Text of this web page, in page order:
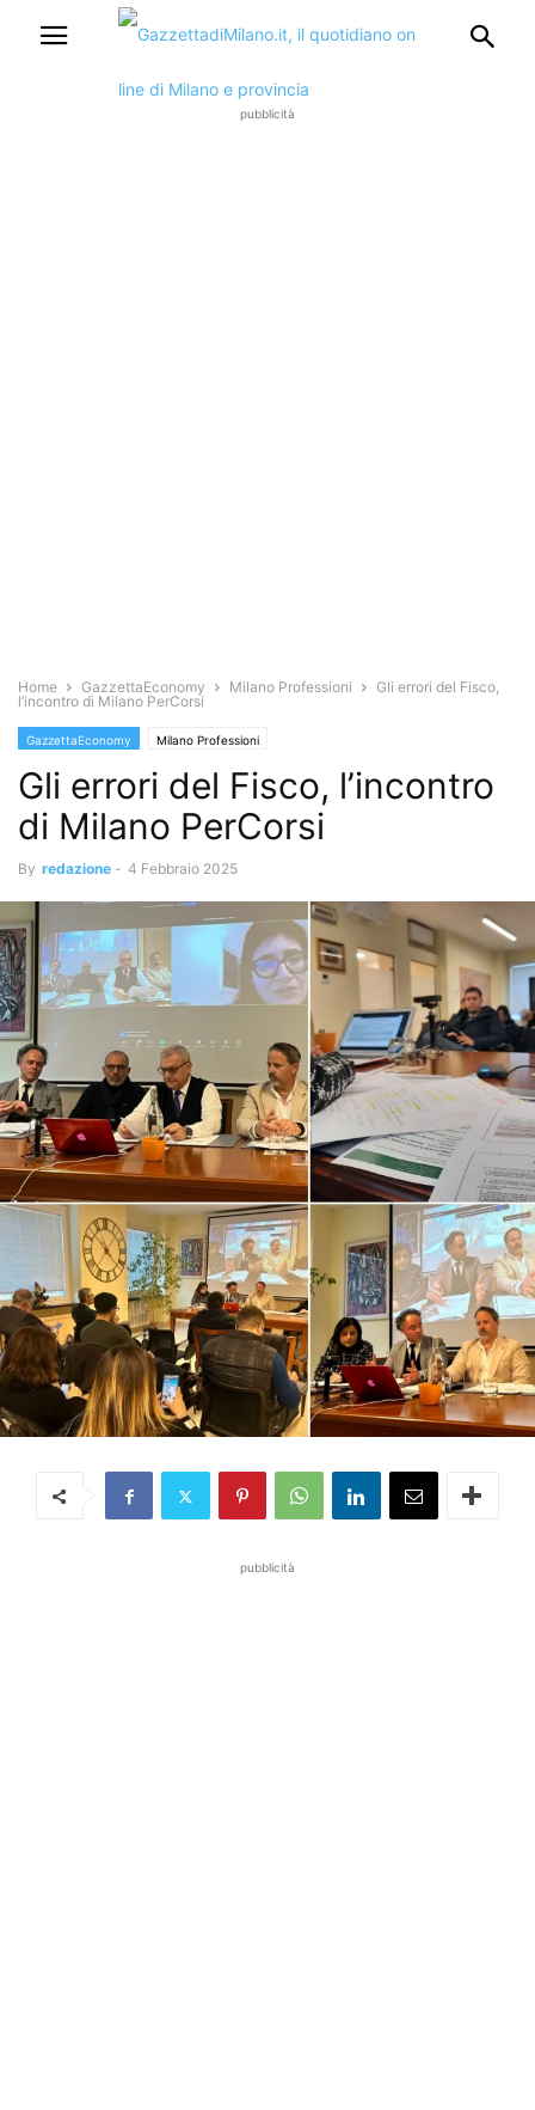
pubblicità
Home GazzettaEconomy Milano Professioni
Gli errori del Fisco,
l’incontro di Milano PerCorsi
GazzettaEconomy Milano Professioni
Gli errori del Fisco, l’incontro
di Milano PerCorsi
By redazione - 4 Febbraio 2025
pubblicità